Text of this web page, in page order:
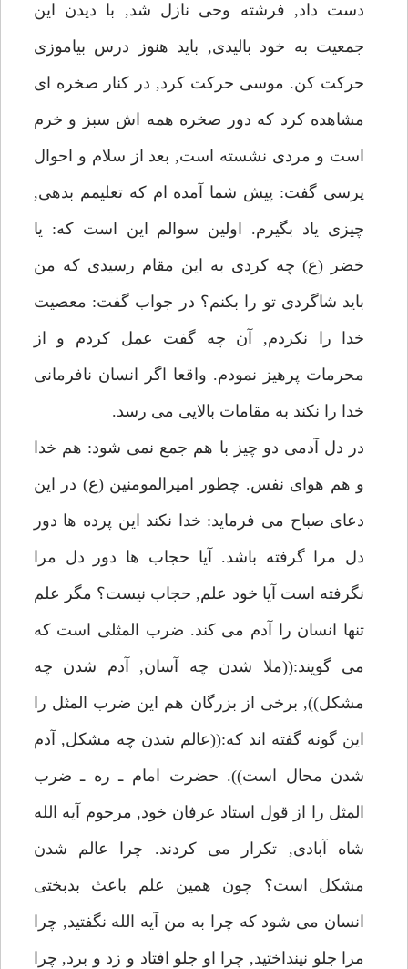
دست داد, فرشته وحى نازل شد, با ديدن اين
جمعيت به خود باليدى, بايد هنوز درس بياموزى
حركت كن. موسى حركت كرد, در كنار صخره اى
مشاهده كرد كه دور صخره همه اش سبز و خرم
است و مردى نشسته است, بعد از سلام و احوال
پرسى گفت: پيش شما آمده ام كه تعليمم بدهى,
چيزى ياد بگيرم. اولين سوالم اين است كه: يا
خضر (ع) چه كردى به اين مقام رسيدى كه من
بايد شاگردى تو را بكنم؟ در جواب گفت: معصيت
خدا را نكردم, آن چه گفت عمل كردم و از
محرمات پرهيز نمودم. واقعا اگر انسان نافرمانى
خدا را نكند به مقامات بالايى مى رسد.
در دل آدمى دو چيز با هم جمع نمى شود: هم خدا
و هم هواى نفس. چطور اميرالمومنين (ع) در اين
دعاى صباح مى فرمايد: خدا نكند اين پرده ها دور
دل مرا گرفته باشد. آيا حجاب ها دور دل مرا
نگرفته است آيا خود علم, حجاب نيست؟ مگر علم
تنها انسان را آدم مى كند. ضرب المثلى است كه
مى گويند:((ملا شدن چه آسان, آدم شدن چه
مشكل)), برخى از بزرگان هم اين ضرب المثل را
اين گونه گفته اند كه:((عالم شدن چه مشكل, آدم
شدن محال است)). حضرت امام ـ ره ـ ضرب
المثل را از قول استاد عرفان خود, مرحوم آيه الله
شاه آبادى, تكرار مى كردند. چرا عالم شدن
مشكل است؟ چون همين علم باعث بدبختى
انسان مى شود كه چرا به من آيه الله نگفتيد, چرا
مرا جلو نينداختيد, چرا او جلو افتاد و زد و برد, چرا